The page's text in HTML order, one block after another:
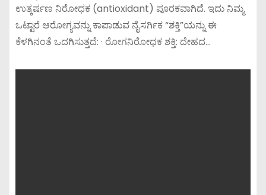
ಉತ್ಕರ್ಷಣ ನಿರೋಧಕ (antioxidant) ಪೂರಕವಾಗಿದೆ. ಇದು ನಿಮ್ಮ
ಒಟ್ಟಾರೆ ಆರೋಗ್ಯವನ್ನು ಕಾಪಾಡುವ ನೈಸರ್ಗಿಕ “ಶಕ್ತಿ”ಯನ್ನು ಈ
ಕೆಳಗಿನಂತೆ ಒದಗಿಸುತ್ತದೆ: · ರೋಗನಿರೋಧಕ ಶಕ್ತಿ: ದೇಹದ…